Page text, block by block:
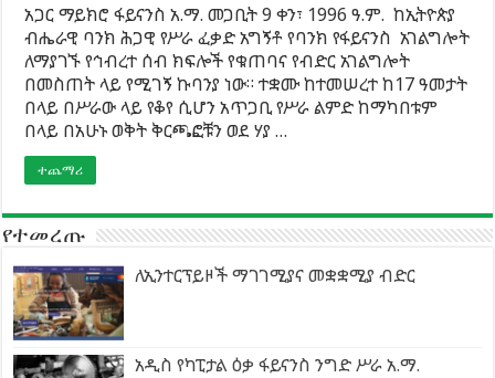
አጋር ማይክሮ ፋይናንስ አ.ማ. መጋቢት 9 ቀን፣ 1996 ዓ.ም. ከኢትዮጵያ
ብሔራዊ ባንክ ሕጋዊ የሥራ ፈቃድ አግኝቶ የባንክ የፋይናንስ አገልግሎት
ለማያገኙ የኅብረተ ሰብ ክፍሎች የቁጠባና የብድር አገልግሎት
በመስጠት ላይ የሚገኝ ኩባንያ ነው። ተቋሙ ከተመሠረተ ከ17 ዓመታት
በላይ በሥራው ላይ የቆየ ሲሆን አጥጋቢ የሥራ ልምድ ከማካበቱም
በላይ በአሁኑ ወቅት ቅርጫፎቹን ወደ ሃያ …
ተጨማሪ
የተመረጡ
ለኢንተርፕይዞች ማገገሚያና መቋቋሚያ ብድር
አዲስ የካፒታል ዕቃ ፋይናንስ ንግድ ሥራ አ.ማ.